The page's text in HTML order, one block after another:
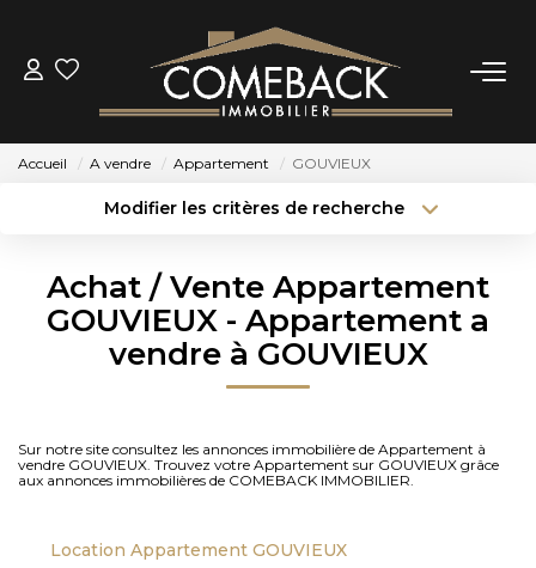
ACHETER
NOTRE AGENCE
CONTACT
Accueil A vendre Appartement GOUVIEUX
Modifier les critères de recherche
Sélectionnez...
Type de bien
Surface min
Budget max Plus de critères
Achat / Vente Appartement
GOUVIEUX - Appartement a
vendre à GOUVIEUX
Sur notre site consultez les annonces immobilière de Appartement à
vendre GOUVIEUX. Trouvez votre Appartement sur GOUVIEUX grâce
aux annonces immobilières de COMEBACK IMMOBILIER.
Location Appartement GOUVIEUX